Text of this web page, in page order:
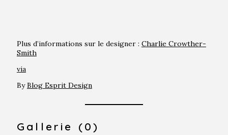
Plus d’informations sur le designer : Charlie Crowther-
Smith
via
ByBlog Esprit Design
Gallerie (0)